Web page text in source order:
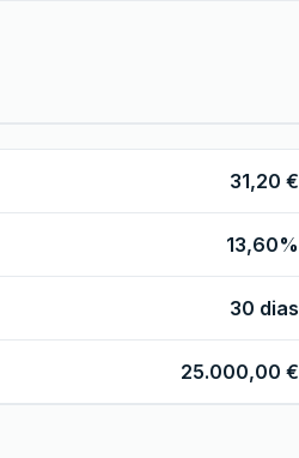
31,20 €
13,60%
30 dias
25.000,00 €